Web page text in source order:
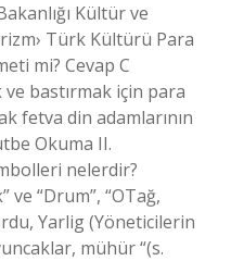
Kültür ve
Türk Kültürü Para
mi? Cevap C
bastırmak için para
fetva din adamlarının
Okuma II.
nelerdir?
ve “Drum”, “OTağ,
Yarlig (Yöneticilerin
mühür “(s.